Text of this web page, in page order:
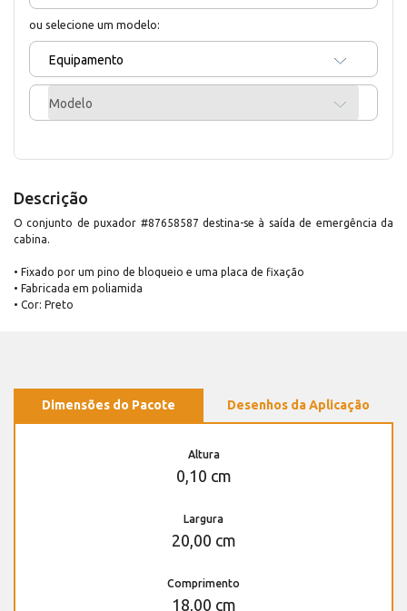
ou selecione um modelo:
Equipamento
Modelo
Descrição
O conjunto de puxador #87658587 destina-se à saída de emergência da
cabina.
• Fixado por um pino de bloqueio e uma placa de fixação
• Fabricada em poliamida
• Cor: Preto
Dimensões do Pacote Desenhos da Aplicação
Altura
0,10 cm
Largura
20,00 cm
Comprimento
18,00 cm